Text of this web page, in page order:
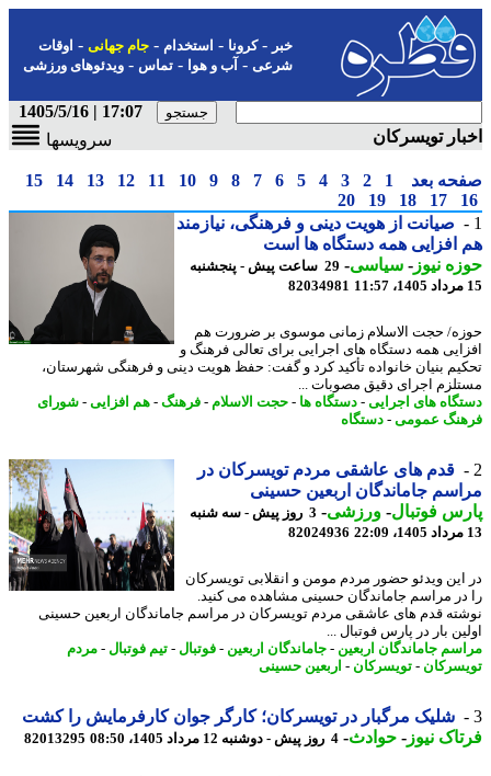
-کرونا-استخدام- جام جهانی-اوقات
شرعی-آب و هوا-تماس-ویدئوهای ورزشی
17:07 | 1405/5/16
تویسرکان
سرویسها
بعد 1
2
3
4
5
6
7
8
9
10
11
12
13
14
15
17
18
19
20
صیانت از هویت دینی و فرهنگی، نیازمند
افزایی همه دستگاه ها است
نیوز-سیاسی-
29 ساعت پیش - پنجشنبه
82034981
حجت الاسلام زمانی موسوی بر ضرورت هم
همه دستگاه های اجرایی برای تعالی فرهنگ و
بنیان خانواده تأکید کرد و گفت: حفظ هویت دینی و فرهنگی شهرستان،
اجرای دقیق مصوبات ...
های اجرایی- دستگاه ها- حجت الاسلام-فرهنگ -هم افزایی- شورای
عمومی-دستگاه
قدم های عاشقی مردم تویسرکان در
جاماندگان اربعین حسینی
فوتبال-ورزشی-
3 روز پیش - سه شنبه
82024936
ویدئو حضور مردم مومن و انقلابی تویسرکان
مراسم جاماندگان حسینی مشاهده می کنید.
قدم های عاشقی مردم تویسرکان در مراسم جاماندگان اربعین حسینی
بار در پارس فوتبال ...
جاماندگان اربعین -جاماندگان اربعین -فوتبال-تیم فوتبال-مردم
-تویسرکان -اربعین حسینی
شلیک مرگبار در تویسرکان؛ کارگر جوان کارفرمایش را کشت
نیوز-حوادث -4 روز پیش - دوشنبه 12 مرداد 1405، 08:50 82013295